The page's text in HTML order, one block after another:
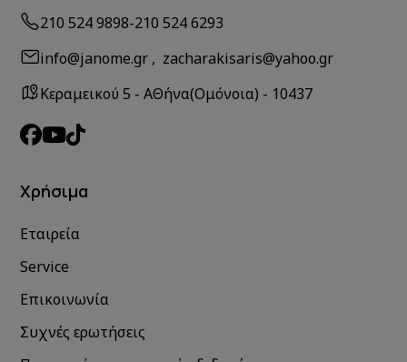
210 524 9898-210 524 6293
info@janome.gr , zacharakisaris@yahoo.gr
Κεραμεικού 5 - ΑΘήνα(Ομόνοια) - 10437
Χρήσιμα
Εταιρεία
Service
Επικοινωνία
Συχνές ερωτήσεις